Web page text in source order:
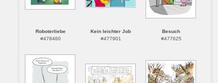
Roboterliebe
#478460
Kein leichter Job
#477901
Besuch
#477625